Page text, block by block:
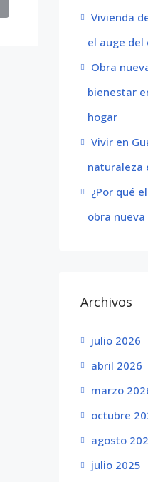
Vivienda
el auge
Obra
bienestar
hogar
Vivir en
naturaleza
¿Por qué
obra
Archivos
julio 2026
abril 2026
marzo
octubre
agosto
julio 2025